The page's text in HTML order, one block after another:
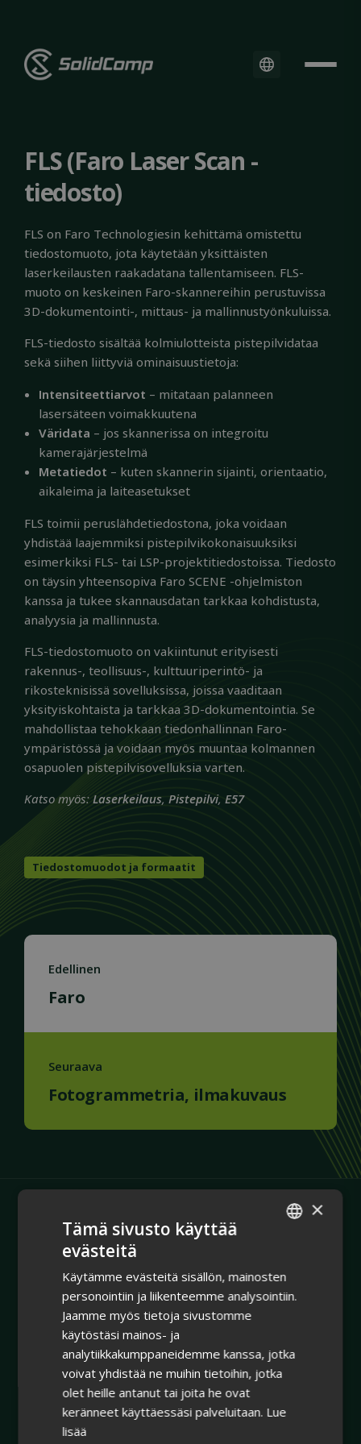
FLS (Faro Laser Scan -
tiedosto)
FLS on Faro Technologiesin kehittämä omistettu
tiedostomuoto, jota käytetään yksittäisten
laserkeilausten raakadatana tallentamiseen. FLS-
muoto on keskeinen Faro-skannereihin perustuvissa
3D-dokumentointi-, mittaus- ja mallinnustyönkuluissa.
FLS-tiedosto sisältää kolmiulotteista pistepilvidataa
sekä siihen liittyviä ominaisuustietoja:
Intensiteettiarvot – mitataan palanneen
lasersäteen voimakkuutena
Väridata – jos skannerissa on integroitu
kamerajärjestelmä
Metatiedot – kuten skannerin sijainti, orientaatio,
aikaleima ja laiteasetukset
FLS toimii peruslähdetiedostona, joka voidaan
yhdistää laajemmiksi pistepilvikokonaisuuksiksi
esimerkiksi FLS- tai LSP-projektitiedostoissa. Tiedosto
on täysin yhteensopiva Faro SCENE -ohjelmiston
kanssa ja tukee skannausdatan tarkkaa kohdistusta,
analyysia ja mallinnusta.
FLS-tiedostomuoto on vakiintunut erityisesti
rakennus-, teollisuus-, kulttuuriperintö- ja
rikosteknisissä sovelluksissa, joissa vaaditaan
yksityiskohtaista ja tarkkaa 3D-dokumentointia. Se
mahdollistaa tehokkaan tiedonhallinnan Faro-
ympäristössä ja voidaan myös muuntaa kolmannen
osapuolen pistepilvisovelluksia varten.
Katso myös: Laserkeilaus, Pistepilvi, E57
Tiedostomuodot ja formaatit
Edellinen
Faro
Seuraava
Fotogrammetria, ilmakuvaus
Yritys
Yhdistämme fyysisen omaisuuden hallinnan ja
todellisuutta vastaavan, dynaamisen 3D-
visualisoinnin.
FINNISH
×
Tämä sivusto käyttää
evästeitä
Käytämme evästeitä sisällön, mainosten
personointiin ja liikenteemme analysointiin.
Jaamme myös tietoja sivustomme
käytöstäsi mainos- ja
analytiikkakumppaneidemme kanssa, jotka
voivat yhdistää ne muihin tietoihin, jotka
olet heille antanut tai joita he ovat
keränneet käyttäessäsi palveluitaan. Lue
lisää